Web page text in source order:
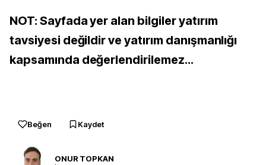
NOT: Sayfada yer alan bilgiler yatırım
tavsiyesi değildir ve yatırım danışmanlığı
kapsamında değerlendirilemez...
Beğen Kaydet
ONUR TOPKAN